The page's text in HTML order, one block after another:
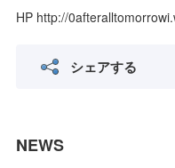
HP http://
シェアする
NEWS